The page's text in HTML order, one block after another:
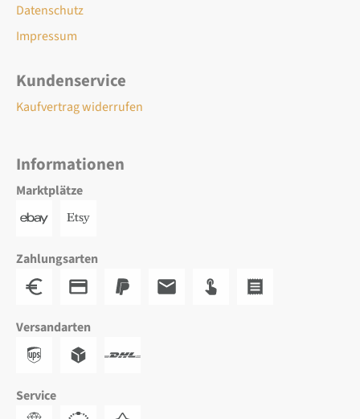
Datenschutz
Impressum
Kundenservice
Kaufvertrag widerrufen
Informationen
Marktplätze
Zahlungsarten
Versandarten
Service